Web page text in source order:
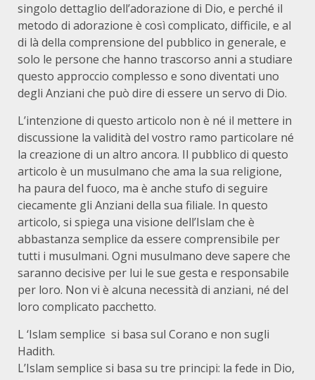
singolo dettaglio dell’adorazione di Dio, e perché il
metodo di adorazione è così complicato, difficile, e al
di là della comprensione del pubblico in generale, e
solo le persone che hanno trascorso anni a studiare
questo approccio complesso e sono diventati uno
degli Anziani che può dire di essere un servo di Dio.
L’intenzione di questo articolo non è né il mettere in
discussione la validità del vostro ramo particolare né
la creazione di un altro ancora. Il pubblico di questo
articolo è un musulmano che ama la sua religione,
ha paura del fuoco, ma è anche stufo di seguire
ciecamente gli Anziani della sua filiale. In questo
articolo, si spiega una visione dell’Islam che è
abbastanza semplice da essere comprensibile per
tutti i musulmani. Ogni musulmano deve sapere che
saranno decisive per lui le sue gesta e responsabile
per loro. Non vi è alcuna necessità di anziani, né del
loro complicato pacchetto.
L ‘Islam semplice si basa sul Corano e non sugli
Hadith.
L’Islam semplice si basa su tre principi: la fede in Dio,